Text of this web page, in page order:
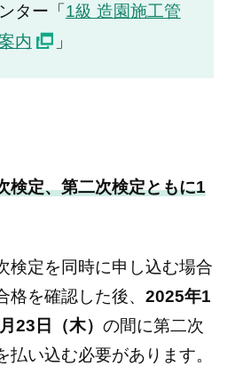
ター「1級 造園施工管
内
」
検定、第二次検定ともに1
検定を同時に申し込む場合
を確認した後、 2025年1
23日（木） の間に第二次
払い込む必要があります。